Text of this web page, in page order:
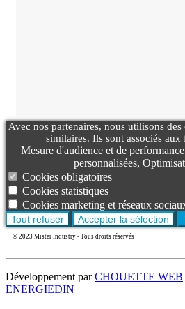
Avec nos partenaires, nous utilisons
similaires. Ils sont associés aux
Mesure d'audience et de
personnalisées,
Cookies obligatoires
Cookies statistiques
Cookies marketing et réseaux
Tout refuser Accepter la sélection
© 2023 Mister Industry - Tous droits réservés
Développement parCHOUETTE WEB
ENERGIEDIN